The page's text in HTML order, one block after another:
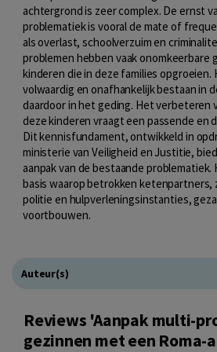
achtergrond is zeer complex. De ernst
problematiek is vooral de mate of
als overlast, schoolverzuim en
problemen hebben vaak onomkeerbare
kinderen die in deze families
volwaardig en onafhankelijk bestaan in
daardoor in het geding. Het verbeteren
deze kinderen vraagt een passende en
Dit kennisfundament, ontwikkeld in
ministerie van Veiligheid en Justitie,
aanpak van de bestaande
basis waarop betrokken ketenpartners,
politie en hulpverleningsinstanties,
voortbouwen.
Auteur(s)
Reviews 'Aanpak multi-
gezinnen met een